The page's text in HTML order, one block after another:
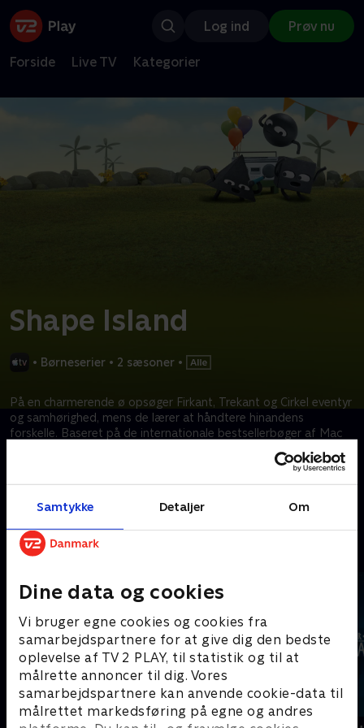
Samtykke Detaljer Om
Dine data og cookies
Vi bruger egne cookies og cookies fra
samarbejdspartnere for at give dig den bedste
oplevelse af TV 2 PLAY, til statistik og til at
målrette annoncer til dig. Vores
samarbejdspartnere kan anvende cookie-data til
målrettet markedsføring på egne og andres
Log ind Prøv nu
Forside Live TV Kategorier
Shape Island
• Børneserier • 2 sæsoner •
På en charmerende ø opsøger Firkant, Trekant og Cirkel eventyr
og samhørighed, mens de lærer at håndtere hinandens
forskelle. Baseret på de internationale bestsellerbøger af Mac
Mere indhold fra Apple TV